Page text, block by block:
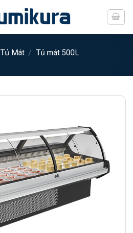
Tủ Mát / Tủ mát 500L